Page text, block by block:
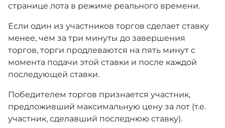
странице лота в режиме реального времени.
Если один из участников торгов сделает ставку
менее, чем за три минуты до завершения
торгов, торги продлеваются на пять минут с
момента подачи этой ставки и после каждой
последующей ставки.
Победителем торгов признается участник,
предложивший максимальную цену за лот (т.е.
участник, сделавший последнюю ставку).